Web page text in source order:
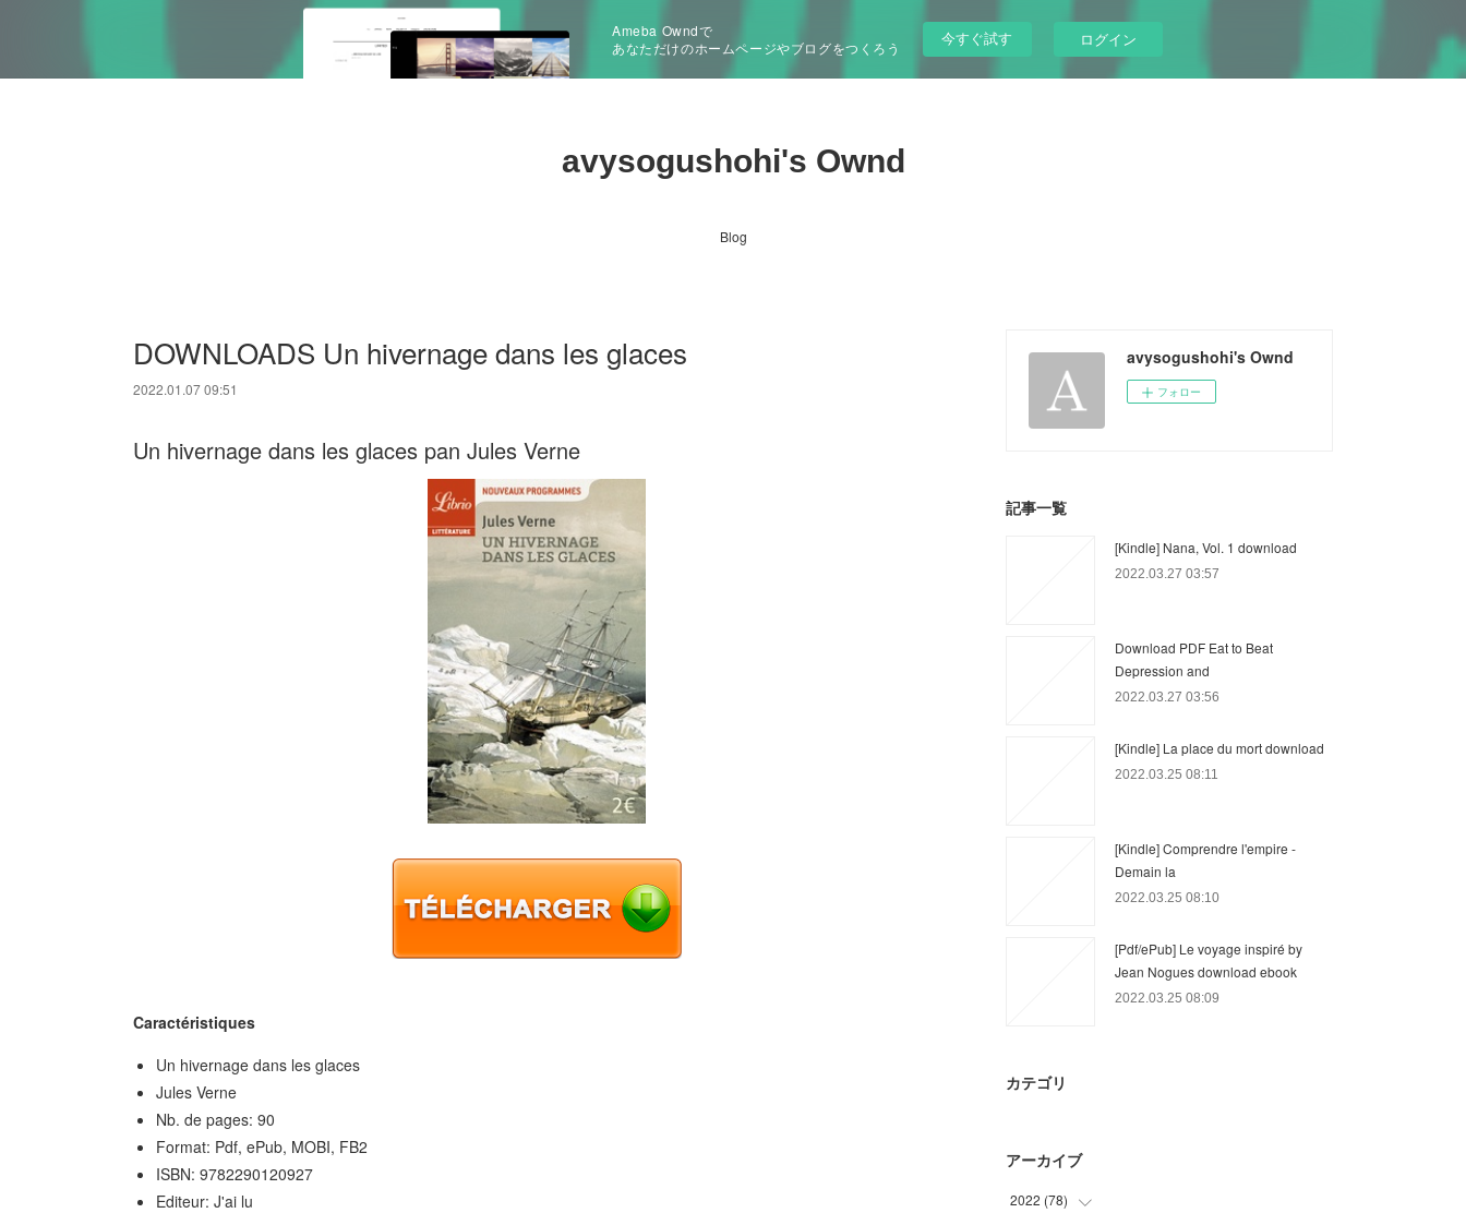
Ameba Owndで
あなただけのホームページやブログをつくろう
今すぐ試す ログイン
avysogushohi's Ownd
Blog
DOWNLOADS Un hivernage dans les glaces
2022.01.07 09:51
Un hivernage dans les glaces pan Jules Verne
Caractéristiques
Un hivernage dans les glaces
Jules Verne
Nb. de pages: 90
Format: Pdf, ePub, MOBI, FB2
ISBN: 9782290120927
Editeur: J'ai lu
avysogushohi's Ownd
フォロー
記事一覧
[Kindle] Nana, Vol. 1 download
2022.03.27 03:57
Download PDF Eat to Beat
Depression and
2022.03.27 03:56
[Kindle] La place du mort download
2022.03.25 08:11
[Kindle] Comprendre l'empire -
Demain la
2022.03.25 08:10
[Pdf/ePub] Le voyage inspiré by
Jean Nogues download ebook
2022.03.25 08:09
カテゴリ
アーカイブ
2022 (78)